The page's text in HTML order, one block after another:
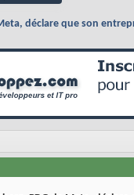
déclare que son